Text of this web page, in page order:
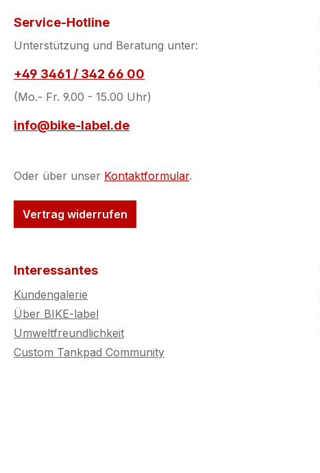
Waschstraße zuverlässig
bleiben. Ideal für alle, die
Wert auf erstklassigen
ansprechendes Design
legen.
Service-Hotline
Unterstützung und Beratung unter:
+49 3461 / 342 66 00
(Mo.- Fr. 9.00 - 15.00 Uhr)
info@bike-label.de
Oder über unser Kontaktformular.
Vertrag widerrufen
Interessantes
Kundengalerie
Über BIKE-label
Umweltfreundlichkeit
Custom Tankpad Community